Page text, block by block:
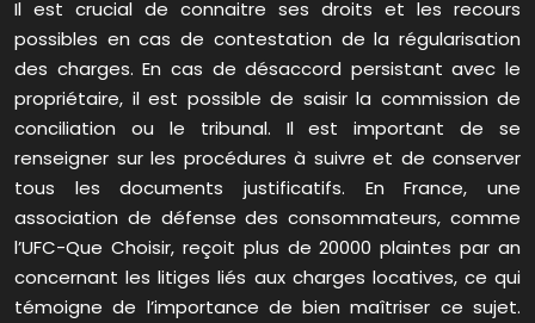
Il est crucial de connaitre ses droits et les recours
possibles en cas de contestation de la régularisation
des charges. En cas de désaccord persistant avec le
propriétaire, il est possible de saisir la commission de
conciliation ou le tribunal. Il est important de se
renseigner sur les procédures à suivre et de conserver
tous les documents justificatifs. En France, une
association de défense des consommateurs, comme
l’UFC-Que Choisir, reçoit plus de 20000 plaintes par an
concernant les litiges liés aux charges locatives, ce qui
témoigne de l’importance de bien maîtriser ce sujet.